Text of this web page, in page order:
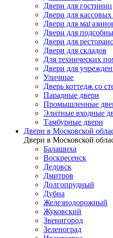
Двери для гостиниц
Двери для
Двери для
Двери для
Двери для
Двери для складов
Для технических
Двери для
Уличные
Дверь коттедж со
Парадные двери
Промышленные
Элитные входные
Тамбурные двери
Двери в Московской
Двери в Московской
Балашиха
Воскресенск
Дедовск
Дмитров
Долгопрудный
Дубна
Железнодорожный
Жуковский
Звенигород
Зеленоград